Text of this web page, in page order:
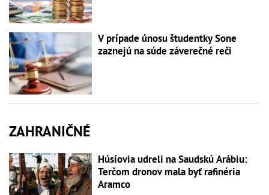
V prípade únosu študentky Sone
zaznejú na súde záverečné reči
ZAHRANIČNÉ
Húsíovia udreli na Saudskú Arábiu:
Terčom dronov mala byť rafinéria
Aramco